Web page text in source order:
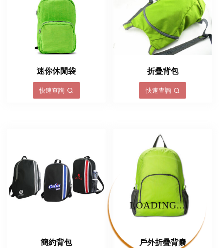
LOADING...
迷你休閒袋
快速查詢
折疊背包
快速查詢
簡約背包 戶外折疊背囊